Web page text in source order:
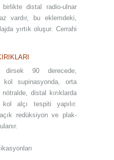
distal radio-ulnar
vardır, bu eklemdeki,
yırtık oluşur. Cerrahi
dirsek 90 derecede,
kol supinasyonda, orta
nötralde, distal kırıklarda
alçı tespiti yapılır.
redüksiyon ve plak-